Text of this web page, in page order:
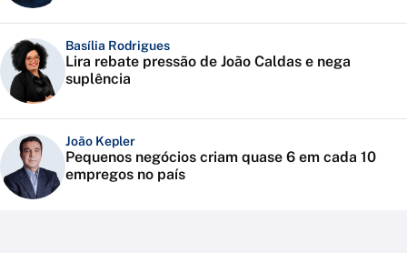
Basília Rodrigues
Lira rebate pressão de João Caldas e nega
suplência
João Kepler
Pequenos negócios criam quase 6 em cada 10
empregos no país